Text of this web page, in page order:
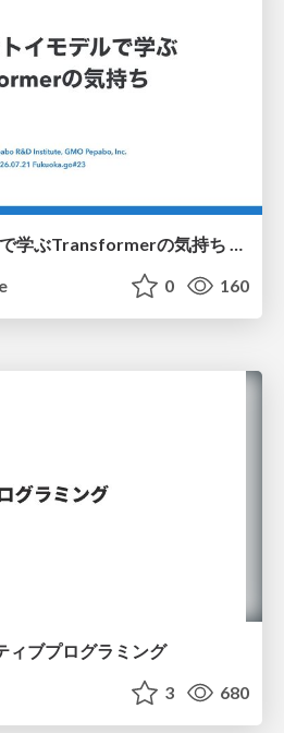
Go言語とトイモデルで学ぶTransformerの気持ち / fukuokago23-transformer
0 160
ィブプログラミング
3 680